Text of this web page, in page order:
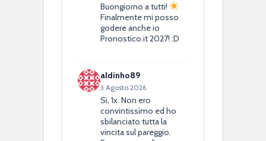
Buongiorno a tutti!
Finalmente mi posso
godere anche io
Pronostico.it 2027! :D
aldinho89
3 Agosto 2026
Si, 1x. Non ero
convintissimo ed ho
sbilanciato tutta la
vincita sul pareggio.